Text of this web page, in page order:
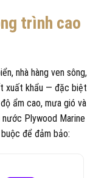
trình cao
nhà hàng ven sông,
xuất khẩu — đặc biệt
ẩm cao, mưa gió và
Plywood Marine
để đảm bảo: